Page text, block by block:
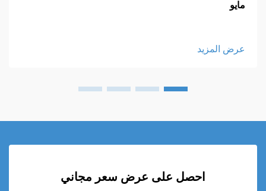
مايو
عرض المزيد
احصل على عرض سعر مجاني